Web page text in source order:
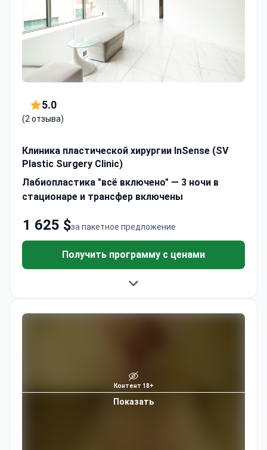
5.0
(2 отзыва)
Клиника пластической хирургии InSense (SV
Plastic Surgery Clinic)
Лабиопластика "всё включено" — 3 ночи в
стационаре и трансфер включены
за пакетное предложение
1 625 $
Получить программу с ценами
Контент 18+
Показать